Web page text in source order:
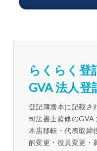
らくらく登
GVA 法人登
登記簿謄本に記載さ
司法書士監修のGVA
本店移転・代表取締
的変更・役員変更・